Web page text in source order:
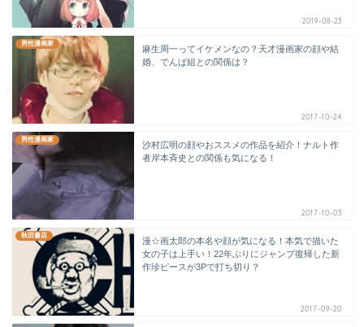
2019-08-23
男性漫画家
麻生周一ってイケメンなの？天才漫画家の顔や結
婚、でんぱ組との関係は？
2017-10-24
男性漫画家
沙村広明の顔やおススメの作品を紹介！ナルト作
者岸本斉史との関係も気になる！
2017-10-03
秋田書店
漫☆画太郎の本名や顔が気になる！本気で描いた
女の子は上手い！22年ぶりにジャンプ復帰した新
作珍ピースが3Pで打ち切り？
2017-09-20